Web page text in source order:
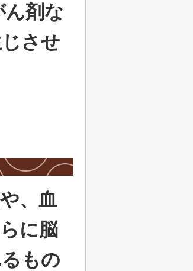
剤な
させ
、血
に脳
もの